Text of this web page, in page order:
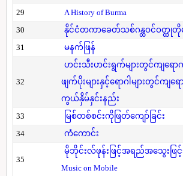
29
A History of Burma
30
နိုင်ငံတကာခေတ်သစ်ဂန္ထဝင်ဝတ္ထုတိုမ
31
မနက်ဖြန်
32
ဟင်းသီးဟင်းရွက်များတွင်ကျရ
ဖျက်ပိုးများနှင့်ရောဂါများတွင်ကျ
ကွယ်နှိမ်နှင်းနည်း
33
မြစ်တစ်စင်းကိုဖြတ်ကျော်ခြင်း
34
ကံကောင်း
35
မိုဘိုင်းလ်ဖုန်းဖြင့်အရည်အသွေးဖြင့်
Music on Mobile